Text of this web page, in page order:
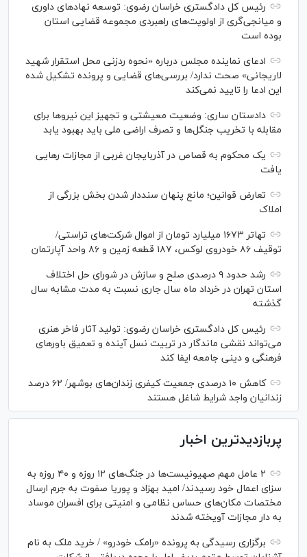
رئیس کل دادگستری خراسان رضوی: توسعه نهاد‌های داوری
و میانجی‌گری از اولویت‌های راهبردی مجموعه قضایی استان
بوده است
ادعای نماینده مجلس درباره «نحوه ردزنی محل استقرار شهید
لاریجانی» صحت ندارد/ بررسی‌های قضایی و پرونده تشکیل شده
این ادعا را تایید نمی‌کند
دادستان ساری: وضعیت معیشتی و تجهیز این نیرو‌ها برای
مقابله با تخریب جنگل‌ها و تصرف اراضی ملی باید بهبود یابد
یک محکوم به قصاص در آذربایجان‌ غربی از مجازات رهایی
یافت
تعارض قوانین؛ مانع پنهان سنددار شدن بخش بزرگی از
املاک
تهاتر ۱۶۷۳ میلیارد تومان از اموال شرکت‌های تراستی/
توقیف ۸۶ خودروی لوکس، ۱۸۷ قطعه زمین و ۸۶ واحد آپارتمان
رشد حدود ۹ درصدی صلح و سازش در شورای حل اختلاف
استان تهران در خرداد ماه سال جاری نسبت به مدت مشابه سال
گذشته
رئیس کل دادگستری خراسان رضوی: تولید آثار فاخر هنری
می‌تواند نقشی ماندگار در تربیت نسل آینده و تعمیق باور‌های
فرهنگی و دینی جامعه ایفا کند
کاهش ۱۰ درصدی جمعیت کیفری زندان‌های بوشهر/ ۶۲ درصد
زندانیان واجد شرایط شاغل هستند
پربازدیدترین اخبار
۲ عامل مهم صهیونیست‌ها در جنگ‌های ۱۲ روزه و ۴۰ روزه به
سزای اعمال خود رسیدند/ امید بهزاد و پوریا صفوت به جرم ارسال
مختصات مکان‌های حساس نظامی و امنیتی برای افسران موساد
به دار مجازات آویخته شدند
برگزاری رسیدگی به پرونده «رامک خودرو» / خرید ملک به نام